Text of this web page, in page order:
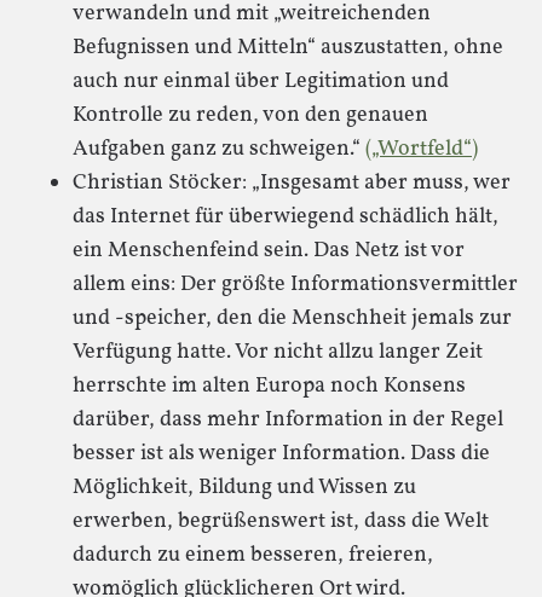
verwandeln und mit „weitreichenden
Befugnissen und Mitteln“ auszustatten, ohne
auch nur einmal über Legitimation und
Kontrolle zu reden, von den genauen
Aufgaben ganz zu schweigen.“ („Wortfeld“)
Christian Stöcker: „Insgesamt aber muss, wer
das Internet für überwiegend schädlich hält,
ein Menschenfeind sein. Das Netz ist vor
allem eins: Der größte Informationsvermittler
und -speicher, den die Menschheit jemals zur
Verfügung hatte. Vor nicht allzu langer Zeit
herrschte im alten Europa noch Konsens
darüber, dass mehr Information in der Regel
besser ist als weniger Information. Dass die
Möglichkeit, Bildung und Wissen zu
erwerben, begrüßenswert ist, dass die Welt
dadurch zu einem besseren, freieren,
womöglich glücklicheren Ort wird.